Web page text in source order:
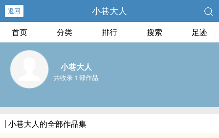
返回 小巷大人
首页 分类 排行 搜索 足迹
小巷大人
共收录 1 部作品
小巷大人的全部作品集